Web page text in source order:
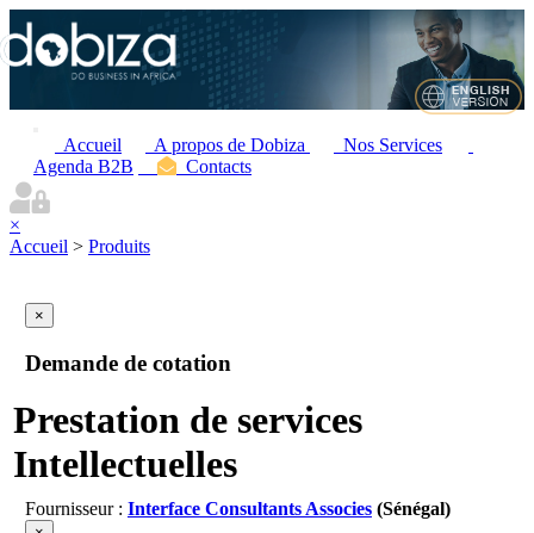
Accueil A propos de Dobiza
Nos Services
Agenda B2B
Contacts
×
Accueil > Produits
×
Demande de cotation
Prestation de services
Intellectuelles
Fournisseur : Interface Consultants Associes(Sénégal)